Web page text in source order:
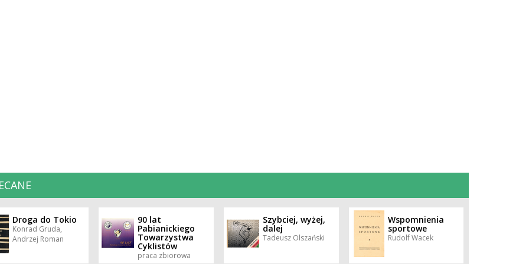
Droga do Tokio
Konrad Gruda,
Andrzej Roman
90 lat
Pabianickiego
Towarzystwa
Cyklistów
praca zbiorowa
Szybciej, wyżej,
dalej
Tadeusz Olszański
Wspomnienia
sportowe
Rudolf Wacek